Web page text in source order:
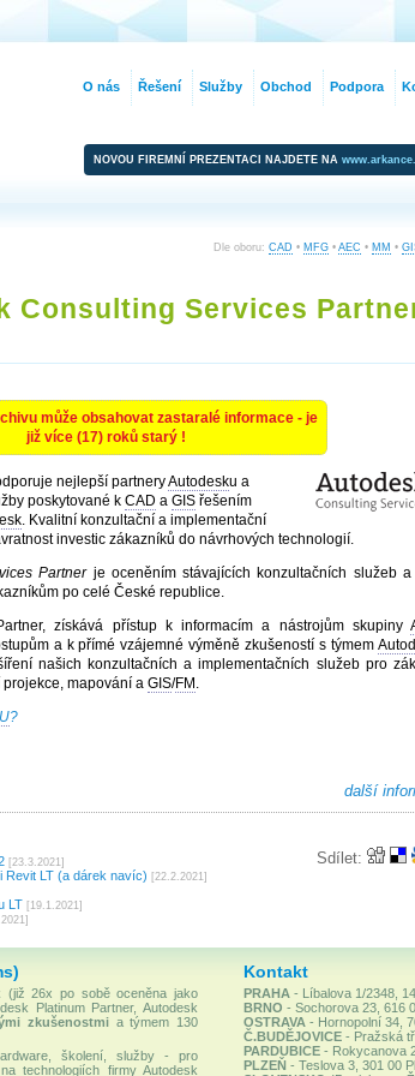
NOVOU FIREMNÍ PREZENTACI NAJDETE NA
Dle oboru: CAD • MFG • AEC • MM •
Consulting Services
může obsahovat zastaralé informace - je
již více (17) roků starý !
nejlepší partneryAutodesku a
poskytované k CAD a GIS řešením
. Kvalitní konzultační a implementační
investic zákazníků do návrhových technologií.
Partnerje oceněním stávajících konzultačních služeb a
po celé České republice.
získává přístup k informacím a nástrojům skupiny
a k přímé vzájemné výměně zkušeností s týmem
našich konzultačních a implementačních služeb pro
mapování a GIS/FM .
?
další
Sdílet:
[23.3.2021]
Revit LT (a dárek navíc) [22.2.2021]
LT [19.1.2021]
(již 26x po sobě oceněna jako
Platinum Partner, Autodesk
zkušenostmi a týmem 130
školení, služby - pro
technologiích firmy Autodesk
Kontakt
PRAHA - Líbalova 1/2348,
BRNO - Sochorova 23, 616
OSTRAVA - Hornopolní 34,
Č.BUDĚJOVICE- Pražská
PARDUBICE- Rokycanova
PLZEŇ- Teslova 3, 301 00
O nás Řešení Služby Obchod Podpora